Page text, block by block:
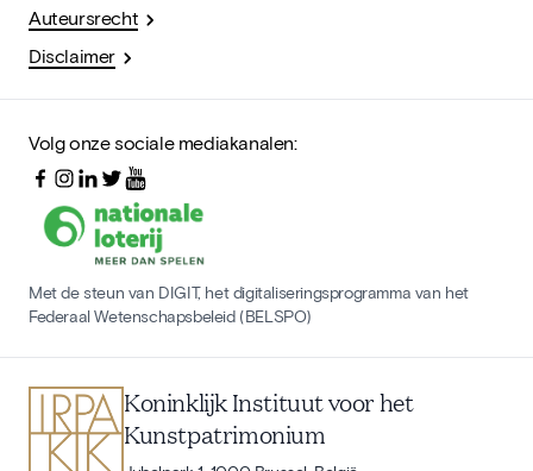
Auteursrecht
Disclaimer
Volg onze sociale mediakanalen:
Met de steun van DIGIT, het digitaliseringsprogramma van het
Federaal Wetenschapsbeleid (BELSPO)
Koninklijk Instituut voor het
Kunstpatrimonium